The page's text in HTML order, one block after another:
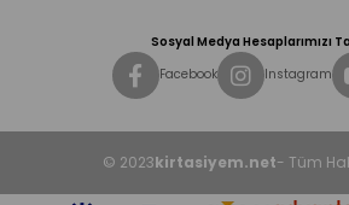
Sosyal Medya Hesaplarımızı
Facebook
Instagram
© 2023kirtasiyem.net- Tüm